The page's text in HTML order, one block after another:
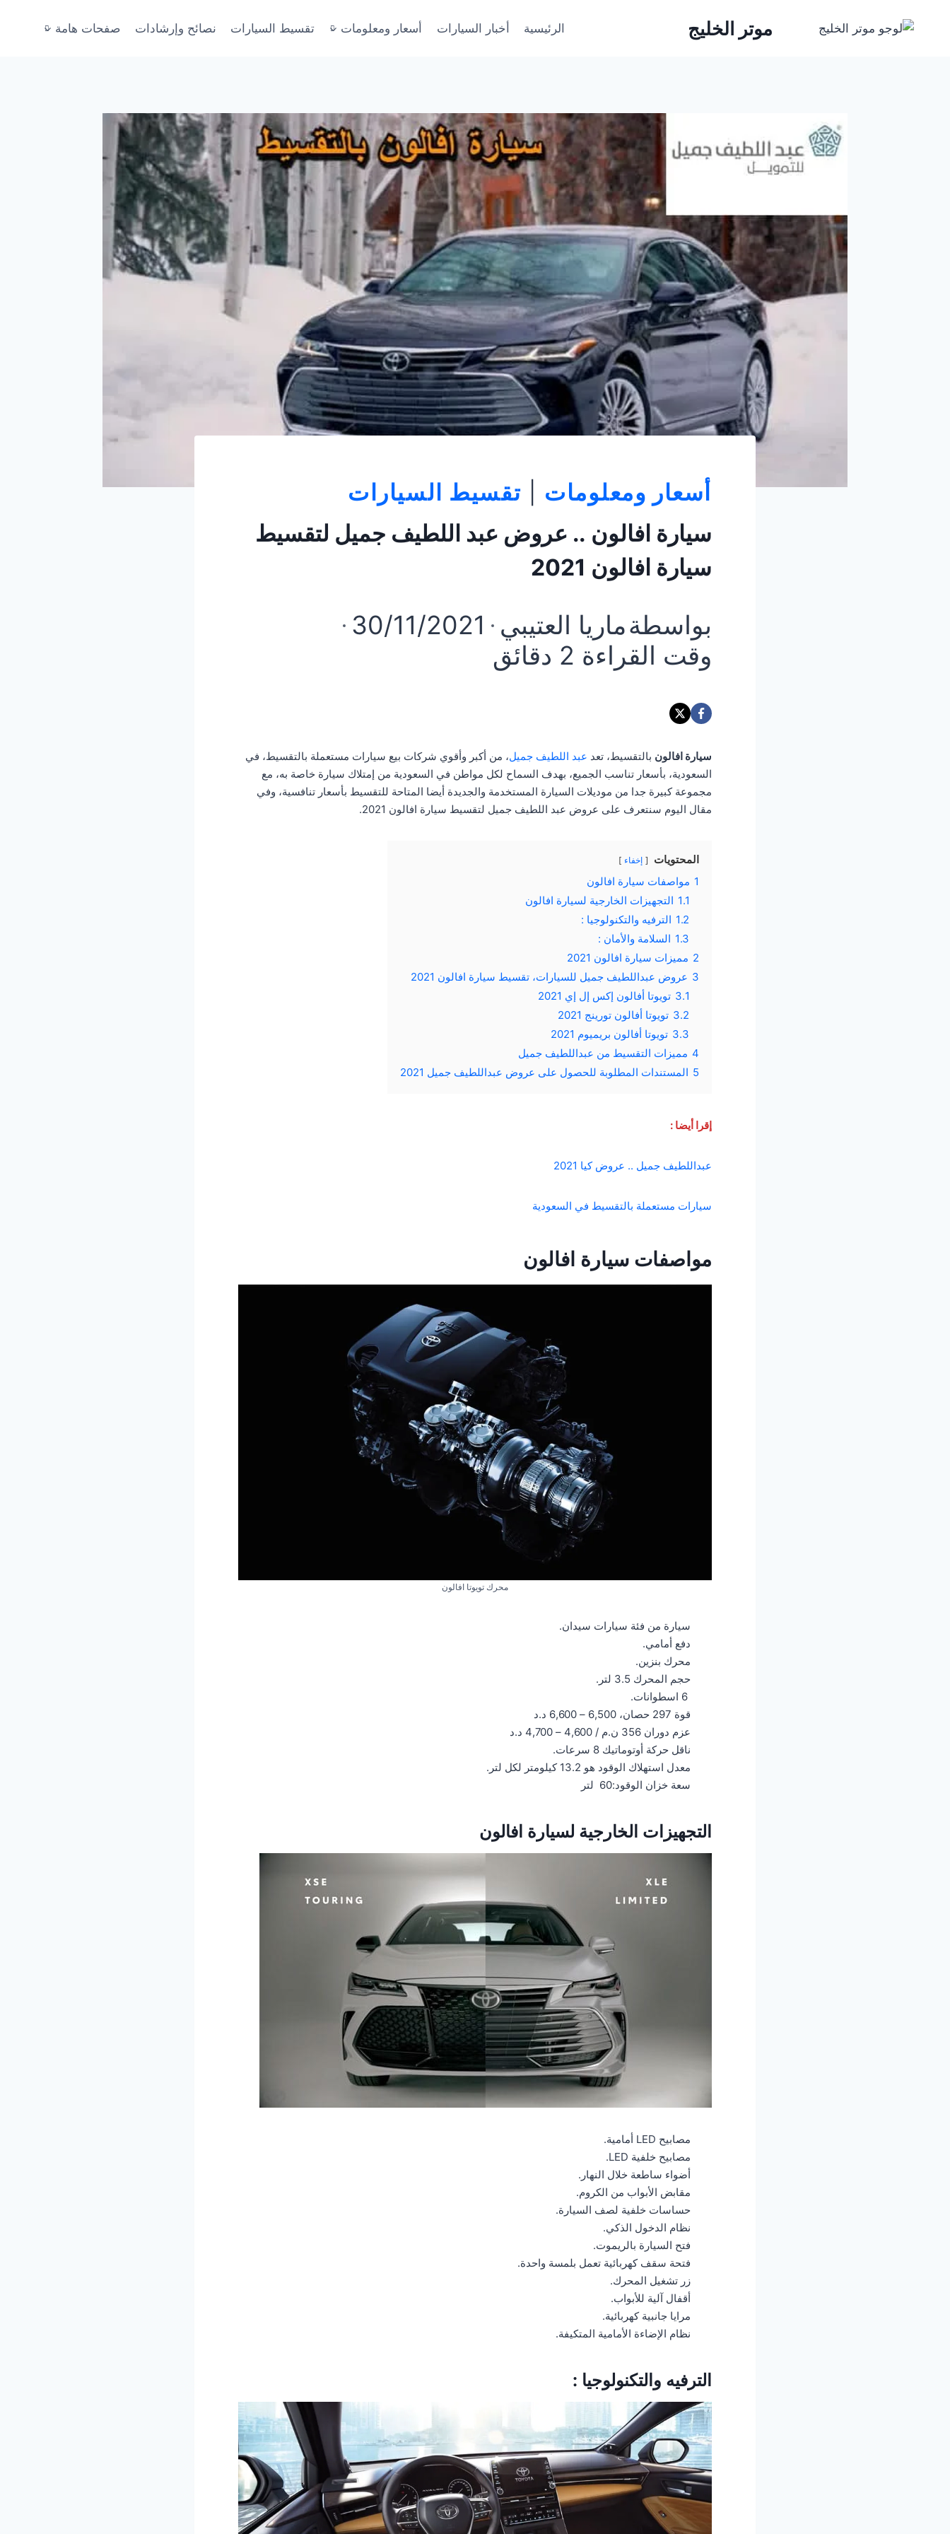
موتر الخليج الرئيسية أخبار السيارات أسعار ومعلومات تقسيط السيارات نصائح وإرشادات صفحات هامة
أسعار ومعلومات
تقسيط السيارات
سيارة افالون .. عروض عبد اللطيف جميل لتقسيط
سيارة افالون 2021
بواسطةماريا العتيبي
30/11/2021
وقت القراءة
دقائق
سيارة افالون بالتقسيط، تعد عبد اللطيف جميل، من أكبر وأقوي شركات بيع سيارات مستعملة بالتقسيط، في
السعودية، بأسعار تناسب الجميع، بهدف السماح لكل مواطن في السعودية من إمتلاك سيارة خاصة به، مع
مجموعة كبيرة جدا من موديلات السيارة المستخدمة والجديدة أيضا المتاحة للتقسيط بأسعار تنافسية، وفي
مقال اليوم سنتعرف على عروض عبد اللطيف جميل لتقسيط سيارة افالون 2021.
المحتويات إخفاء
1 مواصفات سيارة افالون
1.1 التجهيزات الخارجية لسيارة افالون
1.2 الترفيه والتكنولوجيا :
1.3 السلامة والأمان :
2 مميزات سيارة افالون 2021
3 عروض عبداللطيف جميل للسيارات، تقسيط سيارة افالون 2021
3.1 تويوتا أفالون إكس إل إي 2021
3.2 تويوتا أفالون تورينج 2021
3.3 تويوتا أفالون بريميوم 2021
4 مميزات التقسيط من عبداللطيف جميل
5 المستندات المطلوبة للحصول على عروض عبداللطيف جميل 2021
إقرا أيضا :
عبداللطيف جميل .. عروض كيا 2021
سيارات مستعملة بالتقسيط في السعودية
مواصفات سيارة افالون
محرك تويوتا افالون
سيارة من فئة سيارات سيدان.
دفع أمامي.
محرك بنزين.
حجم المحرك 3.5 لتر.
قوة 297 حصان، 6,500 – 6,600 د.د
عزم دوران 356 ن.م / 4,600 – 4,700 د.د
ناقل حركة أوتوماتيك 8 سرعات.
معدل استهلاك الوقود هو 13.2 كيلومتر لكل لتر.
سعة خزان الوقود:60 لتر
التجهيزات الخارجية لسيارة افالون
مصابيح LED أمامية.
مصابيح خلفية LED.
أضواء ساطعة خلال النهار.
مقابض الأبواب من الكروم.
حساسات خلفية لصف السيارة.
نظام الدخول الذكي.
فتح السيارة بالريموت.
فتحة سقف كهربائية تعمل بلمسة واحدة.
زر تشغيل المحرك.
أقفال آلية للأبواب.
مرايا جانبية كهربائية.
نظام الإضاءة الأمامية المتكيفة.
الترفيه والتكنولوجيا :